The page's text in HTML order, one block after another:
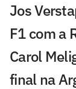
Jos
F1 com a
Carol
final na